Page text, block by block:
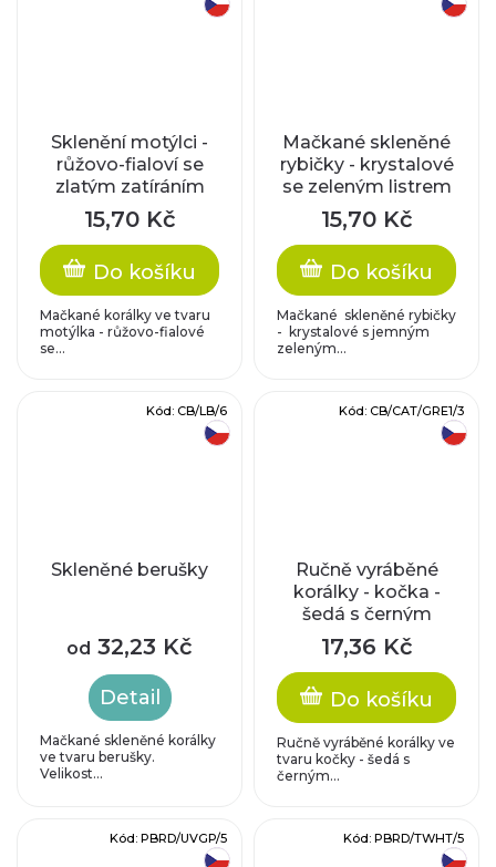
Sklenění motýlci -
růžovo-fialoví se
zlatým zatíráním
15,70 Kč
Do košíku
Mačkané korálky ve tvaru
motýlka - růžovo-fialové
se...
Mačkané skleněné
rybičky - krystalové
se zeleným listrem
15,70 Kč
Do košíku
Mačkané skleněné rybičky
- krystalové s jemným
zeleným...
Skleněné berušky
od 32,23 Kč
Detail
Mačkané skleněné korálky
ve tvaru berušky.
Velikost...
Kód: CB/LB/6
Ručně vyráběné
korálky - kočka -
šedá s černým
zatíráním
17,36 Kč
Do košíku
Ručně vyráběné korálky ve
tvaru kočky - šedá s
černým...
Kód: CB/CAT/GRE1/3
Kód: PBRD/UVGP/5 Kód: PBRD/TWHT/5